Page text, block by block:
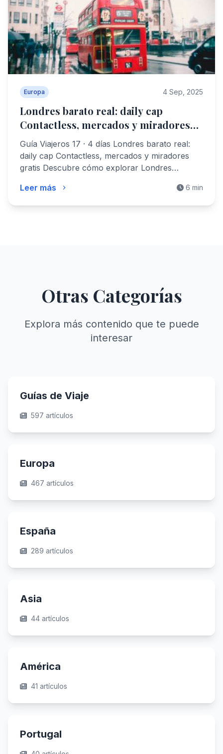
Europa 4 Sep, 2025
Londres barato real: daily cap
Contactless, mercados y miradores
gratis
Guía Viajeros 17 · 4 días Londres barato real:
daily cap Contactless, mercados y miradores
gratis Descubre cómo explorar Londres…
Leer más
6 min
Otras Categorías
Explora más contenido que te puede
interesar
Guías de Viaje
597 artículos
Europa
467 artículos
España
289 artículos
Asia
44 artículos
América
41 artículos
Portugal